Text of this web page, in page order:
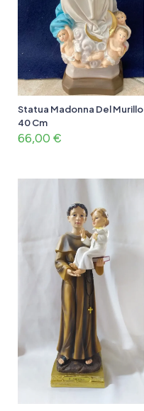
Statua Madonna Del Murillo
40 Cm
66,00 €